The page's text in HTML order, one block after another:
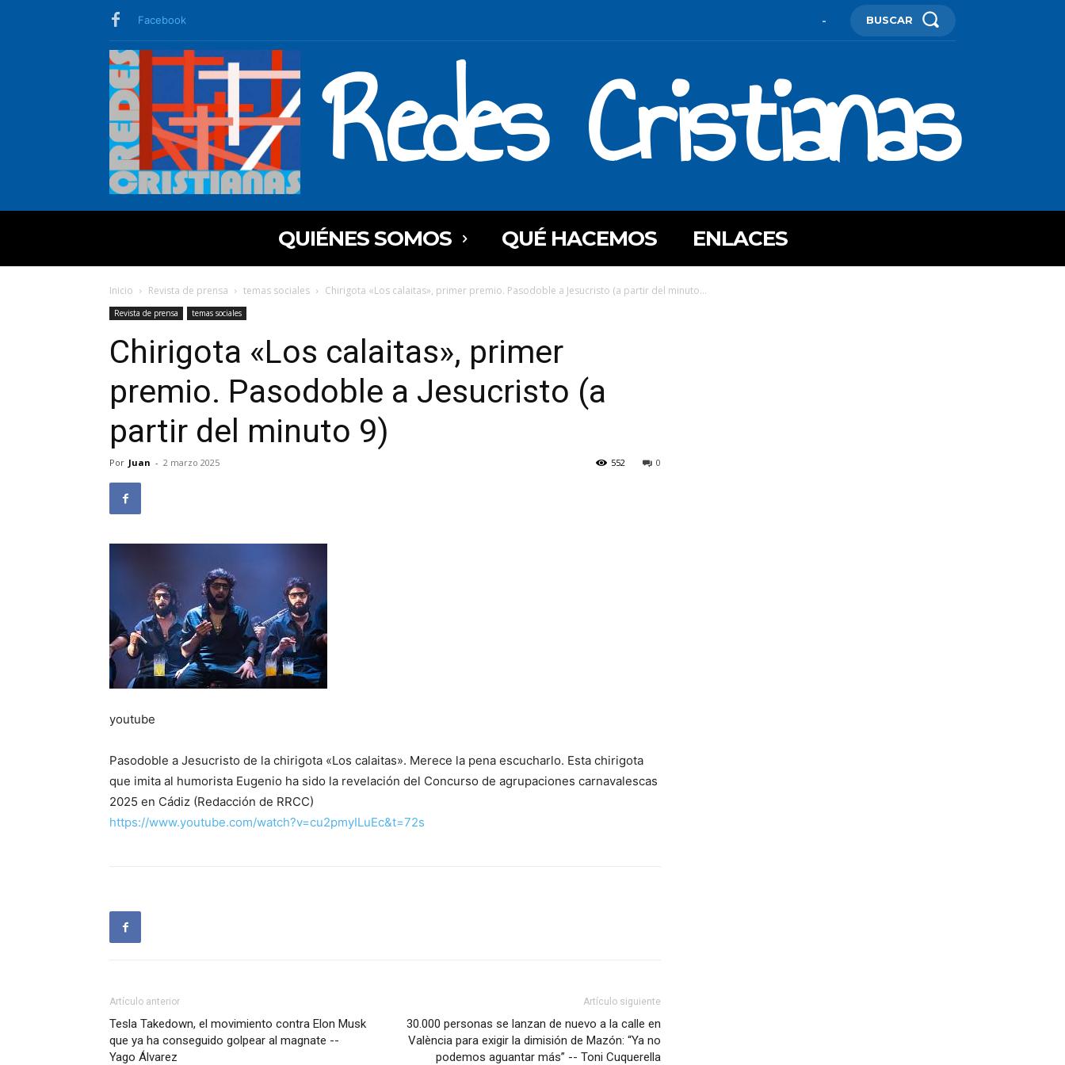
Facebook - BUSCAR
Redes Cristianas
QUIÉNES SOMOS QUÉ HACEMOS ENLACES
Inicio Revista de prensa temas sociales Chirigota «Los calaitas», primer premio. Pasodoble a Jesucristo (a partir del minuto...
Revista de prensa temas sociales
Chirigota «Los calaitas», primer
premio. Pasodoble a Jesucristo (a
partir del minuto 9)
Por Juan - 2 marzo 2025 0
552
youtube
Pasodoble a Jesucristo de la chirigota «Los calaitas». Merece la pena escucharlo. Esta chirigota
que imita al humorista Eugenio ha sido la revelación del Concurso de agrupaciones carnavalescas
2025 en Cádiz (Redacción de RRCC)
https://www.youtube.com/watch?v=cu2pmyILuEc&t=72s
Artículo anterior
Tesla Takedown, el movimiento contra Elon Musk
que ya ha conseguido golpear al magnate --
Yago Álvarez
Artículo siguiente
30.000 personas se lanzan de nuevo a la calle en
València para exigir la dimisión de Mazón: “Ya no
podemos aguantar más” -- Toni Cuquerella